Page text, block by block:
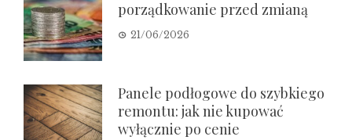
porządkowanie przed zmianą
21/06/2026
Panele podłogowe do szybkiego
remontu: jak nie kupować
wyłącznie po cenie